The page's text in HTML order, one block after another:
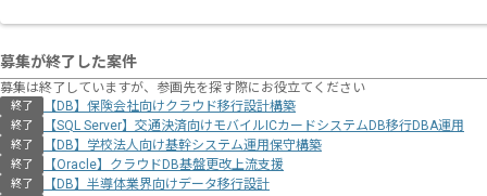
募集が終了した案件
募集は終了していますが、参画先を探す際にお役立てください
終了 【DB】保険会社向けクラウド移行設計構築
終了 【SQL Server】交通決済向けモバイルICカードシステムDB移行DBA運用
終了 【DB】学校法人向け基幹システム運用保守構築
終了 【Oracle】クラウドDB基盤更改上流支援
終了 【DB】半導体業界向けデータ移行設計